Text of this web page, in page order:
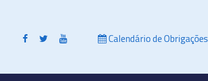
Calendário de Obrigações